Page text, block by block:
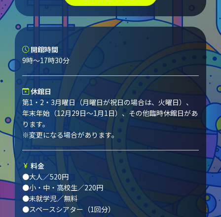
開館時間
9時～17時30分
休館日
第1・2・3月曜日（月曜日が祝日の場合は、火曜日）、
年末年始（12月29日～1月1日）、その他臨時休館日があ
ります。
※変更になる場合があります。
料金
●大人／520円
●小・中・高校生／220円
●未就学児／無料
●スペースシアター（1回分）